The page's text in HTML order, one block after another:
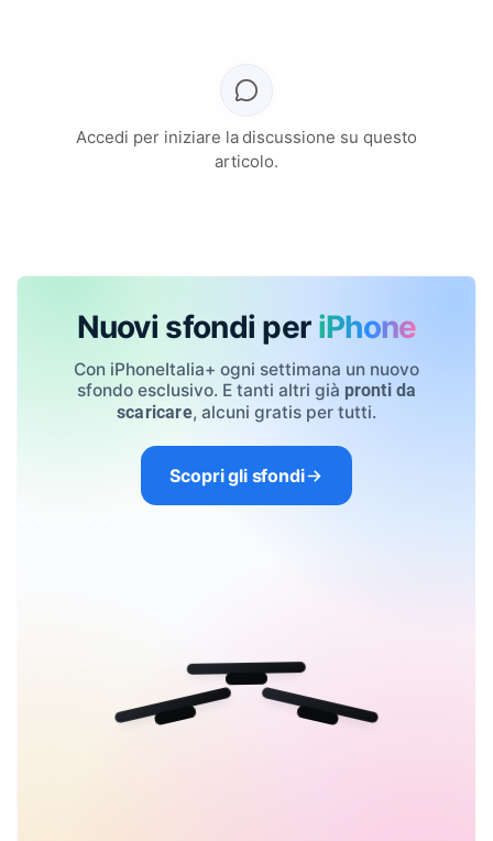
Accedi per iniziare la discussione su questo
articolo.
Nuovi sfondi per iPhone
Con iPhoneItalia+ ogni settimana un nuovo
sfondo esclusivo. E tanti altri già pronti da
scaricare, alcuni gratis per tutti.
Scopri gli sfondi